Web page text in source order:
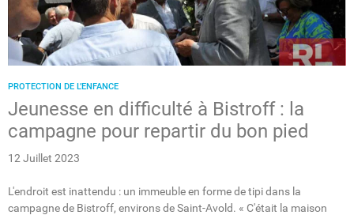
PROTECTION DE L’ENFANCE
Jeunesse en difficulté à Bistroff : la
campagne pour repartir du bon pied
12 Juillet 2023
L'endroit est inattendu : un immeuble en forme de tipi dans la
campagne de Bistroff, environs de Saint-Avold. « C'était la maison